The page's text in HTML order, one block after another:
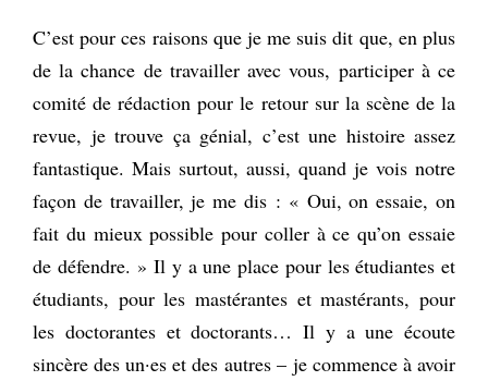
C’est pour ces raisons que je me suis dit que, en plus
de la chance de travailler avec vous, participer à ce
comité de rédaction pour le retour sur la scène de la
revue, je trouve ça génial, c’est une histoire assez
fantastique. Mais surtout, aussi, quand je vois notre
façon de travailler, je me dis : « Oui, on essaie, on
fait du mieux possible pour coller à ce qu’on essaie
de défendre. » Il y a une place pour les étudiantes et
étudiants, pour les mastérantes et mastérants, pour
les doctorantes et doctorants… Il y a une écoute
sincère des un·es et des autres – je commence à avoir